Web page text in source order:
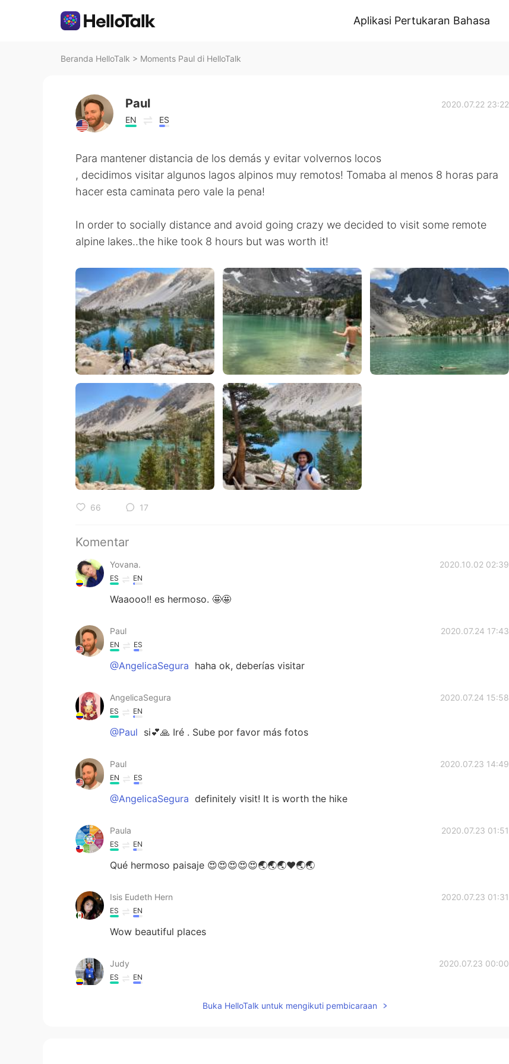
Aplikasi Pertukaran Bahasa
Beranda HelloTalk > Moments Paul di HelloTalk
Paul
EN ES
2020.07.22 23:22
Para mantener distancia de los demás y evitar volvernos locos
, decidimos visitar algunos lagos alpinos muy remotos! Tomaba al menos 8 horas para
hacer esta caminata pero vale la pena!
In order to socially distance and avoid going crazy we decided to visit some remote
alpine lakes..the hike took 8 hours but was worth it!
66 17
Komentar
Yovana. 2020.10.02 02:39
ES EN
Waaooo!! es hermoso. 🤩🤩
Paul 2020.07.24 17:43
EN ES
@AngelicaSegura haha ok, deberías visitar
AngelicaSegura 2020.07.24 15:58
ES EN
@Paul si💕🙏 Iré . Sube por favor más fotos
Paul 2020.07.23 14:49
EN ES
@AngelicaSegura definitely visit! It is worth the hike
Paula 2020.07.23 01:51
ES EN
Qué hermoso paisaje 😍😍😍😍😍🌏🌏🌏❤🌏🌏
Isis Eudeth Hern 2020.07.23 01:31
ES EN
Wow beautiful places
Judy 2020.07.23 00:00
ES EN
Buka HelloTalk untuk mengikuti pembicaraan